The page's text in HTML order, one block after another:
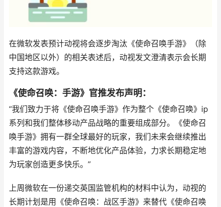
在微软发表预计动视将会逐步淘汰《使命召唤手游》（除
中国地区以外）的相关表述后，动视发文澄清表示会长期
支持这款游戏。
《使命召唤：手游》官推发布声明：
“我们致力于将《使命召唤手游》作为整个《使命召唤》ip
系列和我们整体移动产品战略的重要组成部分。《使命召
唤手游》拥有一群全球最好的玩家，我们未来会继续推出
丰富的游戏内容，不断地优化产品体验，力求长期稳定地
为玩家创造更多快乐。”
上周微软在一份递交英国监管机构的材料中认为，动视的
长期计划是用《使命召唤：战区手游》来替代《使命召唤